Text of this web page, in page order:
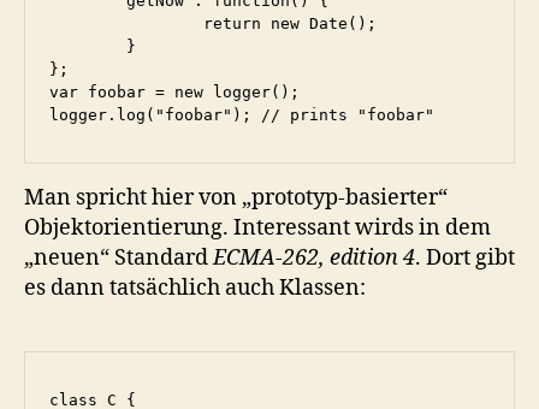
};
var foobar = new logger();
logger.log("foobar"); // prints "foobar"
Man spricht hier von „prototyp-basierter“
Objektorientierung. Interessant wirds in dem
„neuen“ StandardECMA-262, edition 4. Dort gibt
es dann tatsächlich auch Klassen:
class C {